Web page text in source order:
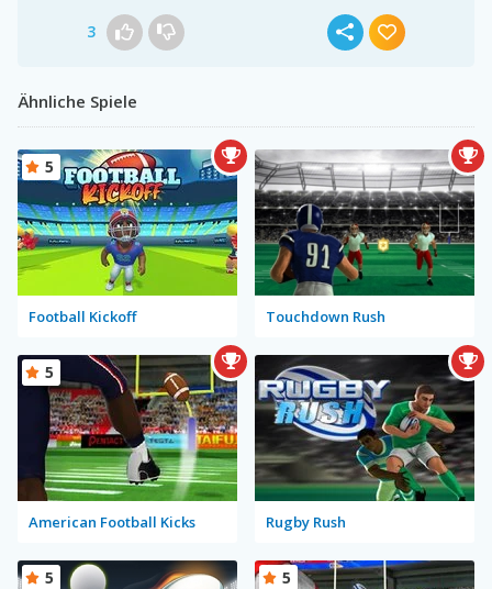
3
Ähnliche Spiele
Football Kickoff
5
Touchdown Rush
American Football Kicks
5
Rugby Rush
5 5